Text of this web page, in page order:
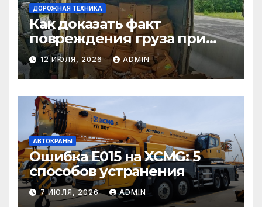
ДОРОЖНАЯ ТЕХНИКА
Как доказать факт
повреждения груза при
страховом случае
12 ИЮЛЯ, 2026 ADMIN
АВТОКРАНЫ
Ошибка E015 на XCMG: 5
способов устранения
7 ИЮЛЯ, 2026 ADMIN